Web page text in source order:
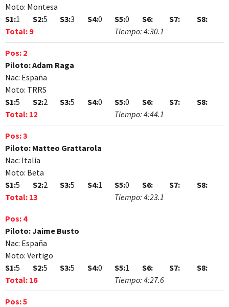
Moto: Montesa
S1:1 S2:5 S3:3 S4:0 S5:0 S6: S7:
S8:
Total: 9 Tiempo: 4:30.1
Pos: 2
Piloto:Adam Raga
Nac: España
Moto: TRRS
S1:5 S2:2 S3:5 S4:0 S5:0 S6: S7:
S8:
Total: 12 Tiempo: 4:44.1
Pos:3
Piloto: Matteo Grattarola
Nac: Italia
Moto: Beta
S1:5 S2:2 S3:5 S4:1 S5:0 S6: S7:
S8:
Total: 13 Tiempo: 4:23.1
Pos: 4
Piloto:Jaime Busto
Nac: España
Moto: Vertigo
S1:5 S2:5 S3:5 S4:0 S5:1 S6: S7:
S8:
Total: 16 Tiempo: 4:27.6
Pos:5